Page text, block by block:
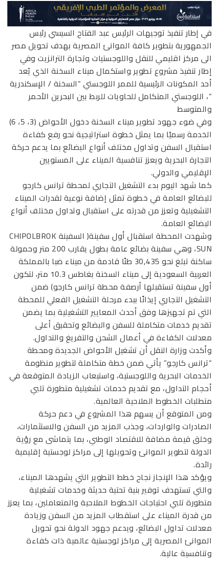
في إطار تنفيذ توجيهات الرئيس عبد الفتاح السيسي رئيس
الجمهورية بتطوير كافة الموانئ المصرية بهدف تحويل مصر
الى مركز اقليمي للنقل واللوجستيات وتجارة الترانزيت وفي
إطار تنفيذ مشروع تطوير واستكمال ميناء السخنة الذي يُعد
أحد المكونات الرئيسية للممر اللوجستي “السخنة / الإسكندرية
“، اللوجستي المتكامل للحاويات للربط بين البحرين الأحمر
والمتوسط
وفي ضوء جهود تطوير ميناء السخنة دخول الأحواض (3، 5، 6)
الخدمة رسميًا بما يمثل خطوة استراتيجية نحو رفع كفاءة
استقبال السفن وتداول مختلف أنواع البضائع بما يدعم حركة
التجارة البحرية ويعزز تنافسية الميناء على المستويين
الإقليمي والدولي.
كما شهد اليوم بدء التشغيل التجاري لمحطة ترانس كارجو
للبضائع العامة في خطوة تمثل إضافة نوعية لقدرات الميناء
التشغيلية وتعزز من قدرته على استقبال وتداول مختلف أنواع
البضائع العامة.
وشهدت المحطة استقبال أول سفينة( السفينة CHIPOLBROK
SUN، وهي سفينة بضائع عامة بطول يقارب 200 متر وحمولة
ساكنة تبلغ نحو 30,435 طنًا قادمة من ميناء ضبا بالمملكة
العربية السعودية إلى ميناء السخنة بغاطس 10.3 متر، لتكون
أول سفينة تستقبلها أرصفة محطة ترانس كارجو) ضمن
التشغيل التجاري إيذانًا ببدء مرحلة التشغيل الفعلي للمحطة
التي تم تجهيزها وفق أحدث المعايير التشغيلية بما يضمن
تقديم خدمات متكاملة للسفن والبضائع وتحقيق أعلى
معدلات الكفاءة في أعمال الشحن والتفريغ والتداول.
وأكدت وزارة النقل أن تشغيل الأحواض الجديدة ومحطة
“ترانس كارجو” يأتي ضمن خطة متكاملة لتطوير منظومة
الخدمات البحرية واللوجستية، واستيعاب الزيادة المتوقعة في
أحجام التداول، مع تقديم خدمات تشغيلية متطورة تلبي
متطلبات الخطوط الملاحية العالمية.
ومن المتوقع أن يسهم هذا المشروع في دعم حركة
الصادرات والواردات، وجذب المزيد من السفن والاستثمارات،
وخلق قيمة مضافة للاقتصاد الوطني، بما يتماشى مع رؤية
الدولة لتطوير الموانئ وتحويلها إلى مراكز لوجستية إقليمية
رائدة.
ويؤكد هذا الإنجاز نجاح خطط التطوير التي يشهدها الميناء،
والتي تستهدف توفير بنية تحتية حديثة وخدمات تشغيلية
متطورة تلبي احتياجات الخطوط الملاحية والمتعاملين، بما يعزز
من قدرة الميناء على استقطاب المزيد من السفن وزيادة
معدلات تداول البضائع، ويدعم جهود الدولة نحو تحويل
الموانئ المصرية إلى مراكز لوجستية عالمية ذات كفاءة
وتنافسية عالية.